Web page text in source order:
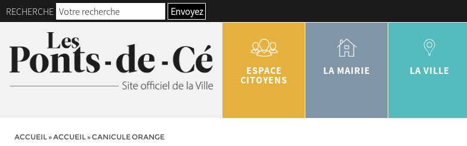
RECHERCHE Envoyez
ESPACE
CITOYENS
LA MAIRIE LA VILLE
ACCUEIL»ACCUEIL»CANICULE ORANGE